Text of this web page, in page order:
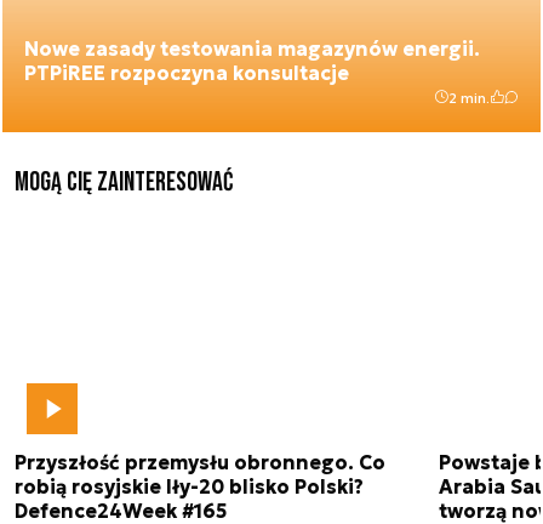
Nowe zasady testowania magazynów energii.
PTPiREE rozpoczyna konsultacje
2 min.
Mogą Cię zainteresować
Przyszłość przemysłu obronnego. Co
robią rosyjskie Iły-20 blisko Polski?
Defence24Week #165
Powstaje
Arabia
tworzą